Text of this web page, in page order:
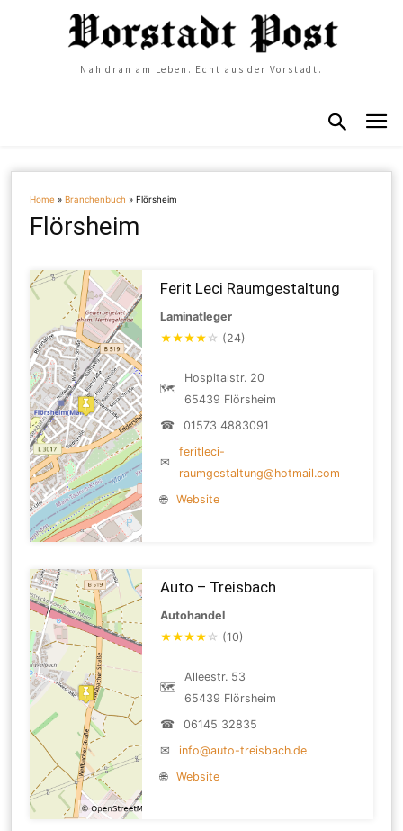
Nah dran am Leben. Echt aus der Vorstadt.
Home »Branchenbuch »Flörsheim
Flörsheim
Ferit Leci Raumgestaltung
Laminatleger
★★★★ ☆ (24)
🗺
Hospitalstr. 20
65439 Flörsheim
☎
01573 4883091
✉
feritleci-
raumgestaltung@hotmail.com
🌐
Website
Auto – Treisbach
Autohandel
★★★★ ☆ (10)
🗺
Alleestr. 53
65439 Flörsheim
☎
06145 32835
✉
info@auto-treisbach.de
🌐
Website